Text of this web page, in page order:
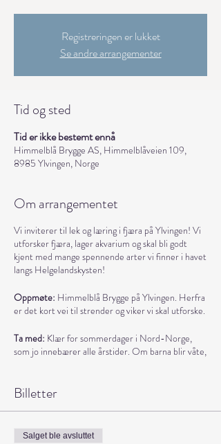
Registreringen er lukket
Se andre arrangementer
Tid og sted
Tid er ikke bestemt ennå
Himmelblå Brygge AS, Himmelblåveien 109,
8985 Ylvingen, Norge
Om arrangementet
Vi inviterer til lek og læring i fjæra på Ylvingen! Vi
utforsker fjæra, lager akvarium og skal bli godt
kjent med mange spennende arter vi finner i havet
langs Helgelandskysten!
Oppmøte: Himmelblå Brygge på Ylvingen. Herfra
er det kort vei til strender og viker vi skal utforske.
Ta med: Klær for sommerdager i Nord-Norge,
som jo innebærer alle årstider. Om barna blir våte,
vann, og litt gris er lurt.
spise å drikke før og etter arrangementet på
Billetter
Salget ble avsluttet